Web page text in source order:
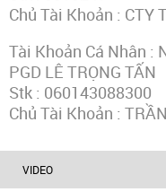
Chủ Tài Khoản : CTY
Tài Khoản Cá Nhân :
PGD LÊ TRỌNG TẤN
Stk : 060143088300
Chủ Tài Khoản :
VIDEO